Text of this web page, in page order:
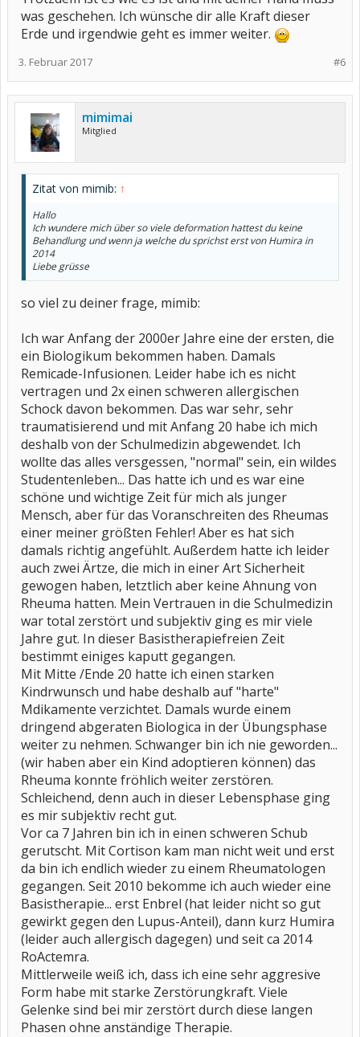
was geschehen. Ich wünsche dir alle Kraft dieser
Erde und irgendwie geht es immer weiter.
#6
3. Februar 2017
mimimai
Mitglied
Zitat von mimib: ↑
Hallo
Ich wundere mich über so viele deformation hattest du keine
Behandlung und wenn ja welche du sprichst erst von Humira in
2014
Liebe grüsse
so viel zu deiner frage, mimib:
Ich war Anfang der 2000er Jahre eine der ersten, die
ein Biologikum bekommen haben. Damals
Remicade-Infusionen. Leider habe ich es nicht
vertragen und 2x einen schweren allergischen
Schock davon bekommen. Das war sehr, sehr
traumatisierend und mit Anfang 20 habe ich mich
deshalb von der Schulmedizin abgewendet. Ich
wollte das alles versgessen, "normal" sein, ein wildes
Studentenleben... Das hatte ich und es war eine
schöne und wichtige Zeit für mich als junger
Mensch, aber für das Voranschreiten des Rheumas
einer meiner größten Fehler! Aber es hat sich
damals richtig angefühlt. Außerdem hatte ich leider
auch zwei Ärtze, die mich in einer Art Sicherheit
gewogen haben, letztlich aber keine Ahnung von
Rheuma hatten. Mein Vertrauen in die Schulmedizin
war total zerstört und subjektiv ging es mir viele
Jahre gut. In dieser Basistherapiefreien Zeit
bestimmt einiges kaputt gegangen.
Mit Mitte /Ende 20 hatte ich einen starken
Kindrwunsch und habe deshalb auf "harte"
Mdikamente verzichtet. Damals wurde einem
dringend abgeraten Biologica in der Übungsphase
weiter zu nehmen. Schwanger bin ich nie geworden...
(wir haben aber ein Kind adoptieren können) das
Rheuma konnte fröhlich weiter zerstören.
Schleichend, denn auch in dieser Lebensphase ging
es mir subjektiv recht gut.
Vor ca 7 Jahren bin ich in einen schweren Schub
gerutscht. Mit Cortison kam man nicht weit und erst
da bin ich endlich wieder zu einem Rheumatologen
gegangen. Seit 2010 bekomme ich auch wieder eine
Basistherapie... erst Enbrel (hat leider nicht so gut
gewirkt gegen den Lupus-Anteil), dann kurz Humira
(leider auch allergisch dagegen) und seit ca 2014
RoActemra.
Mittlerweile weiß ich, dass ich eine sehr aggresive
Form habe mit starke Zerstörungkraft. Viele
Gelenke sind bei mir zerstört durch diese langen
Phasen ohne anständige Therapie.